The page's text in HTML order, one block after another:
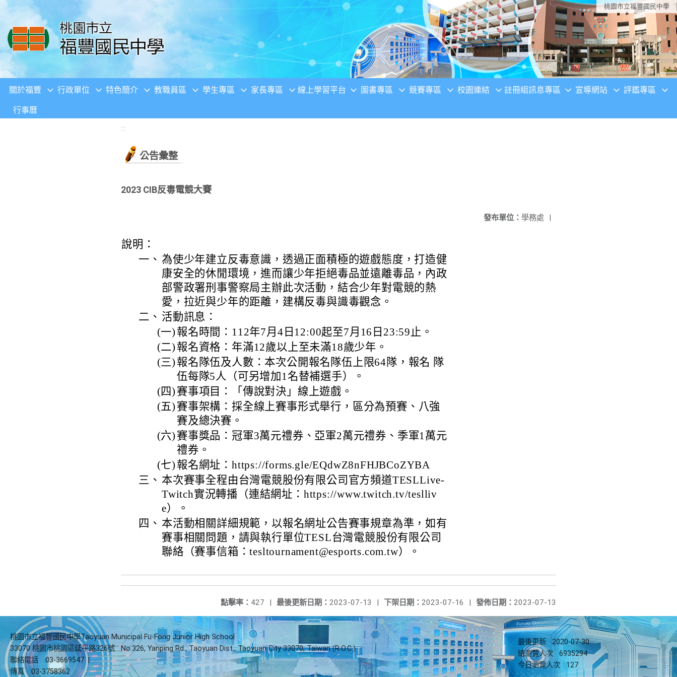
移至網頁之主要內容區位置 桃園市立福豐國民中學
關於福豐 行政單位 特色簡介 教職員區 學生專區 家長專區 線上學習平台 圖書專區 競賽專區 校園連結 註冊組訊息專區 宣導網站 評鑑專區
行事曆
:::
公告彙整
2023 CIB反毒電競大賽
發布單位： 學務處 |
說明：
一、 為使少年建立反毒意識，透過正面積極的遊戲態度，打造健
康安全的休閒環境，進而讓少年拒絕毒品並遠離毒品，內政
部警政署刑事警察局主辦此次活動，結合少年對電競的熱
愛，拉近與少年的距離，建構反毒與識毒觀念。
二、 活動訊息：
(一) 報名時間：112年7月4日12:00起至7月16日23:59止。
(二) 報名資格：年滿12歲以上至未滿18歲少年。
(三) 報名隊伍及人數：本次公開報名隊伍上限64隊，報名 隊
伍每隊5人（可另增加1名替補選手）。
(四) 賽事項目：「傳說對決」線上遊戲。
(五) 賽事架構：採全線上賽事形式舉行，區分為預賽、八強
賽及總決賽。
(六) 賽事獎品：冠軍3萬元禮券、亞軍2萬元禮券、季軍1萬元
禮券。
(七) 報名網址：https://forms.gle/EQdwZ8nFHJBCoZYBA
三、 本次賽事全程由台灣電競股份有限公司官方頻道TESLLive-
Twitch實況轉播（連結網址：https://www.twitch.tv/teslliv
e）。
四、 本活動相關詳細規範，以報名網址公告賽事規章為準，如有
賽事相關問題，請與執行單位TESL台灣電競股份有限公司
聯絡（賽事信箱：tesltournament@esports.com.tw）。
發佈日期： 2023-07-13
下架日期： 2023-07-16 |
最後更新日期： 2023-07-13 |
點擊率： 427 |
桃園市立福豐國民中學Taoyuan Municipal Fu-Fong Junior High School
33070 桃園市桃園區延平路326號
No.326, Yanping Rd., Taoyuan Dist., Taoyuan City 33070, Taiwan (R.O.C.)
聯絡電話
03-3669547 |
傳真
03-3758362
最後更新
2020-07-30
總瀏覽人次
6935294
今日瀏覽人次
127